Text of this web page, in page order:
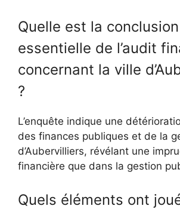
Quelle est la conclusion
essentielle de l’audit
concernant la ville
?
L’enquête indique une
des finances publiques et de la
d’Aubervilliers, révélant une
financière que dans la gestion
Quels éléments ont